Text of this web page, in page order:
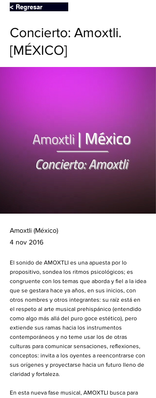
< Regresar
Concierto: Amoxtli.
[MÉXICO]
Amoxtli (México)
4 nov 2016
El sonido de AMOXTLI es una apuesta por lo
propositivo, sondea los ritmos psicológicos; es
congruente con los temas que aborda y fiel a la idea
que se gestara hace ya años, en sus inicios, con
otros nombres y otros integrantes: su raíz está en
el respeto al arte musical prehispánico (entendido
como algo más allá del puro goce estético), pero
extiende sus ramas hacia los instrumentos
contemporáneos y no teme usar los de otras
culturas para comunicar sensaciones, reflexiones,
conceptos: invita a los oyentes a reencontrarse con
sus orígenes y proyectarse hacia un futuro lleno de
claridad y fortaleza.
En esta nueva fase musical, AMOXTLI busca para